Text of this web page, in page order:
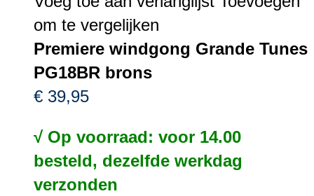
om te vergelijken
Premiere windgong Grande Tunes
PG18BR brons
€ 39,95
√ Op voorraad: voor 14.00
besteld, dezelfde werkdag
verzonden